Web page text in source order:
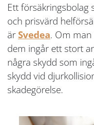
Ett försäkringsbolag
och prisvärd
är Svedea. Om
dem ingår ett stort
några skydd som
skydd vid
skadegörelse.